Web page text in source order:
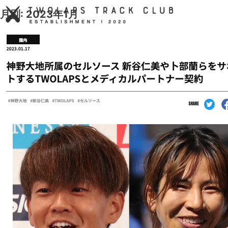
Skip
to
月別: 2023年1月